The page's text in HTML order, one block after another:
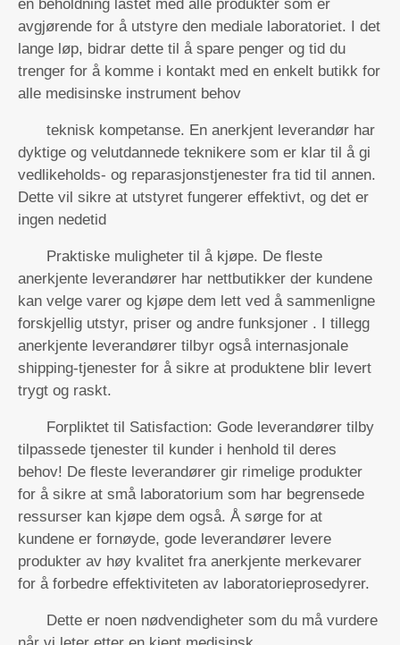
en beholdning lastet med alle produkter som er
avgjørende for å utstyre den mediale laboratoriet. I det
lange løp, bidrar dette til å spare penger og tid du
trenger for å komme i kontakt med en enkelt butikk for
alle medisinske instrument behov
teknisk kompetanse. En anerkjent leverandør har
dyktige og velutdannede teknikere som er klar til å gi
vedlikeholds- og reparasjonstjenester fra tid til annen.
Dette vil sikre at utstyret fungerer effektivt, og det er
ingen nedetid
Praktiske muligheter til å kjøpe. De fleste
anerkjente leverandører har nettbutikker der kundene
kan velge varer og kjøpe dem lett ved å sammenligne
forskjellig utstyr, priser og andre funksjoner . I tillegg
anerkjente leverandører tilbyr også internasjonale
shipping-tjenester for å sikre at produktene blir levert
trygt og raskt.
Forpliktet til Satisfaction: Gode leverandører tilby
tilpassede tjenester til kunder i henhold til deres
behov! De fleste leverandører gir rimelige produkter
for å sikre at små laboratorium som har begrensede
ressurser kan kjøpe dem også. Å sørge for at
kundene er fornøyde, gode leverandører levere
produkter av høy kvalitet fra anerkjente merkevarer
for å forbedre effektiviteten av laboratorieprosedyrer.
Dette er noen nødvendigheter som du må vurdere